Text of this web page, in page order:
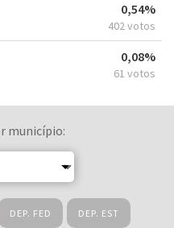
0,54%
402 votos
0,08%
61 votos
município:
DEP. FED DEP. EST